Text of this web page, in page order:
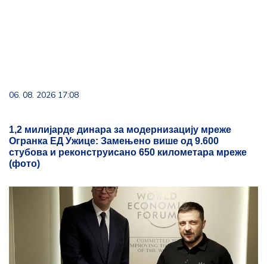
06. 08. 2026 17:08
1,2 милијарде динара за модернизацију мреже
Огранка ЕД Ужице: Замењено више од 9.600
стубова и реконструисано 650 километара мреже
(фото)